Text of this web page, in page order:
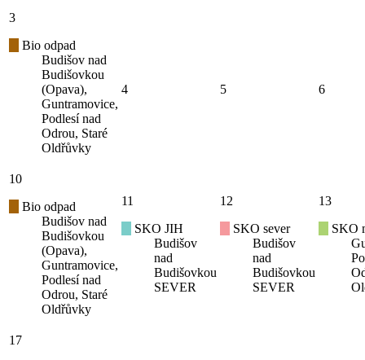
3
Bio odpad
Budišov nad
Budišovkou
(Opava),
Guntramovice,
Podlesí nad
Odrou, Staré
Oldřůvky
4 5 6
10
Bio odpad
Budišov nad
Budišovkou
(Opava),
Guntramovice,
Podlesí nad
Odrou, Staré
Oldřůvky
11
SKO JIH
Budišov
nad
Budišovkou
SEVER
12
SKO sever
Budišov
nad
Budišovkou
SEVER
13
SKO
17